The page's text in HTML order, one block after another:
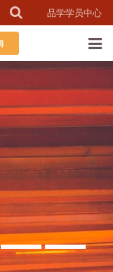
品学学员中心
——